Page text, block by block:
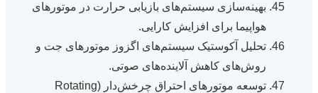
بهینه‌سازی سیستم‌های بازیابی حرارت در موتورهای
هواپیما برای افزایش کارایی.
تحلیل آکوستیک سیستم‌های اگزوز موتورهای جت و
روش‌های کاهش آلاینده‌های صوتی.
توسعه موتورهای احتراق چرخش‌دار (Rotating